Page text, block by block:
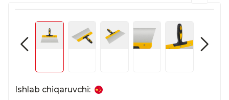
Ishlab chiqaruvchi: